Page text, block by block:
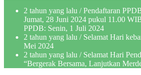
2 tahun yang lalu / Pendaftaran
Jumat, 28 Juni 2024 pukul 11.00
PPDB: Senin, 1 Juli 2024
2 tahun yang lalu / Selamat Hari
Mei 2024
2 tahun yang lalu / Selamat Hari
“Bergerak Bersama, Lanjutkan